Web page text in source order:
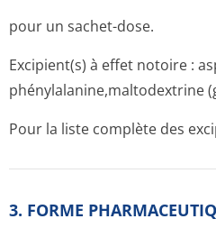
pour un sachet-dose.
Excipient(s) à effet notoire :
phénylalanine,mal­todextrine
Pour la liste complète des
3. FORME